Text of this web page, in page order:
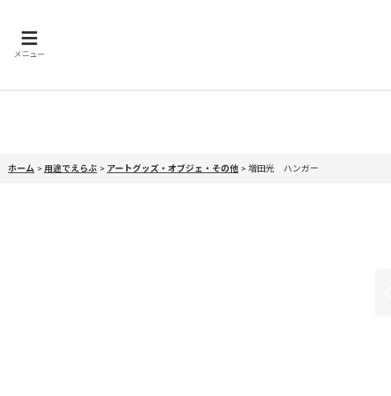
メニュー
ホーム > 用途でえらぶ > アートグッズ・オブジェ・その他 > 増田光 ハンガー